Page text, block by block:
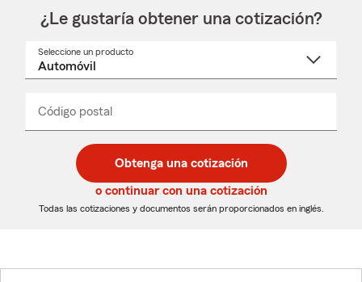
¿Le gustaría obtener una cotización?
Seleccione un producto
desplegable
Código postal
de
5
dígitos
de
5
dígitos
_____
Obtenga una cotización
o continuar con una cotización
Todas las cotizaciones y documentos serán proporcionados en inglés.